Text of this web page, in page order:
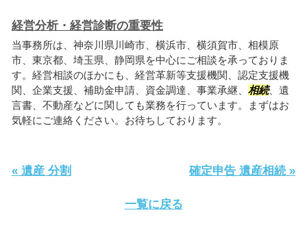
経営分析・経営診断の重要性
当事務所は、神奈川県川崎市、横浜市、横須賀市、相模原
市、東京都、埼玉県、静岡県を中心にご相談を承っておりま
す。経営相談のほかにも、経営革新等支援機関、認定支援機
関、企業支援、補助金申請、資金調達、事業承継、 相続、遺
言書、不動産などに関しても業務を行っています。まずはお
気軽にご連絡ください。お待ちしております。
« 遺産 分割 確定申告 遺産相続 »
一覧に戻る